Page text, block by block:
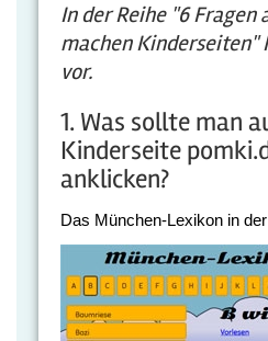
In derReihe "6 Fragen
machen Kinderseiten"
vor.
1. Was sollte man
Kinderseite
anklicken?
Das München-Lexikon in